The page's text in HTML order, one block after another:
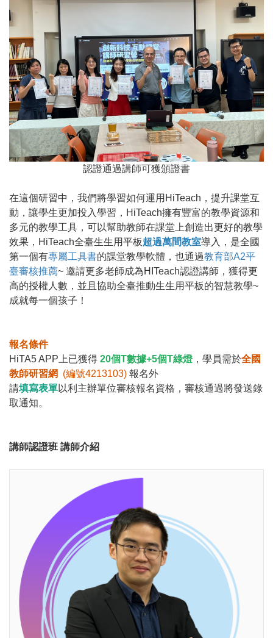
認證通過講師可獲頒證書
在這個研習中，我們將學習如何運用HiTeach，提升課堂互
動，讓學生更加投入學習，HiTeach擁有豐富的教學資源和
多元的教學工具，可以幫助教師在課堂上創造出更好的教學
效果，HiTeach全臺生生用平板超過萬間教室導入，是全國
第一個有專屬工具書的課堂教學軟體，也通過教育部A2平
臺審核推薦~ 邀請更多老師成為HITeach認證講師，獲得更
高的授權人數，並且協助全臺推動生生用平板的智慧教學~
成就每一個孩子！
報名條件
HiTA5 APP上已獲得 20個T數據+5個T綠燈，學員需於全國
教師研習網
(編號4213103) 報名外
請填寫表單以利主辦單位審核報名資格，審核通過將發送錄
取通知。
講師認證班 講師介紹